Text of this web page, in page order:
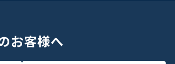
お客様へ